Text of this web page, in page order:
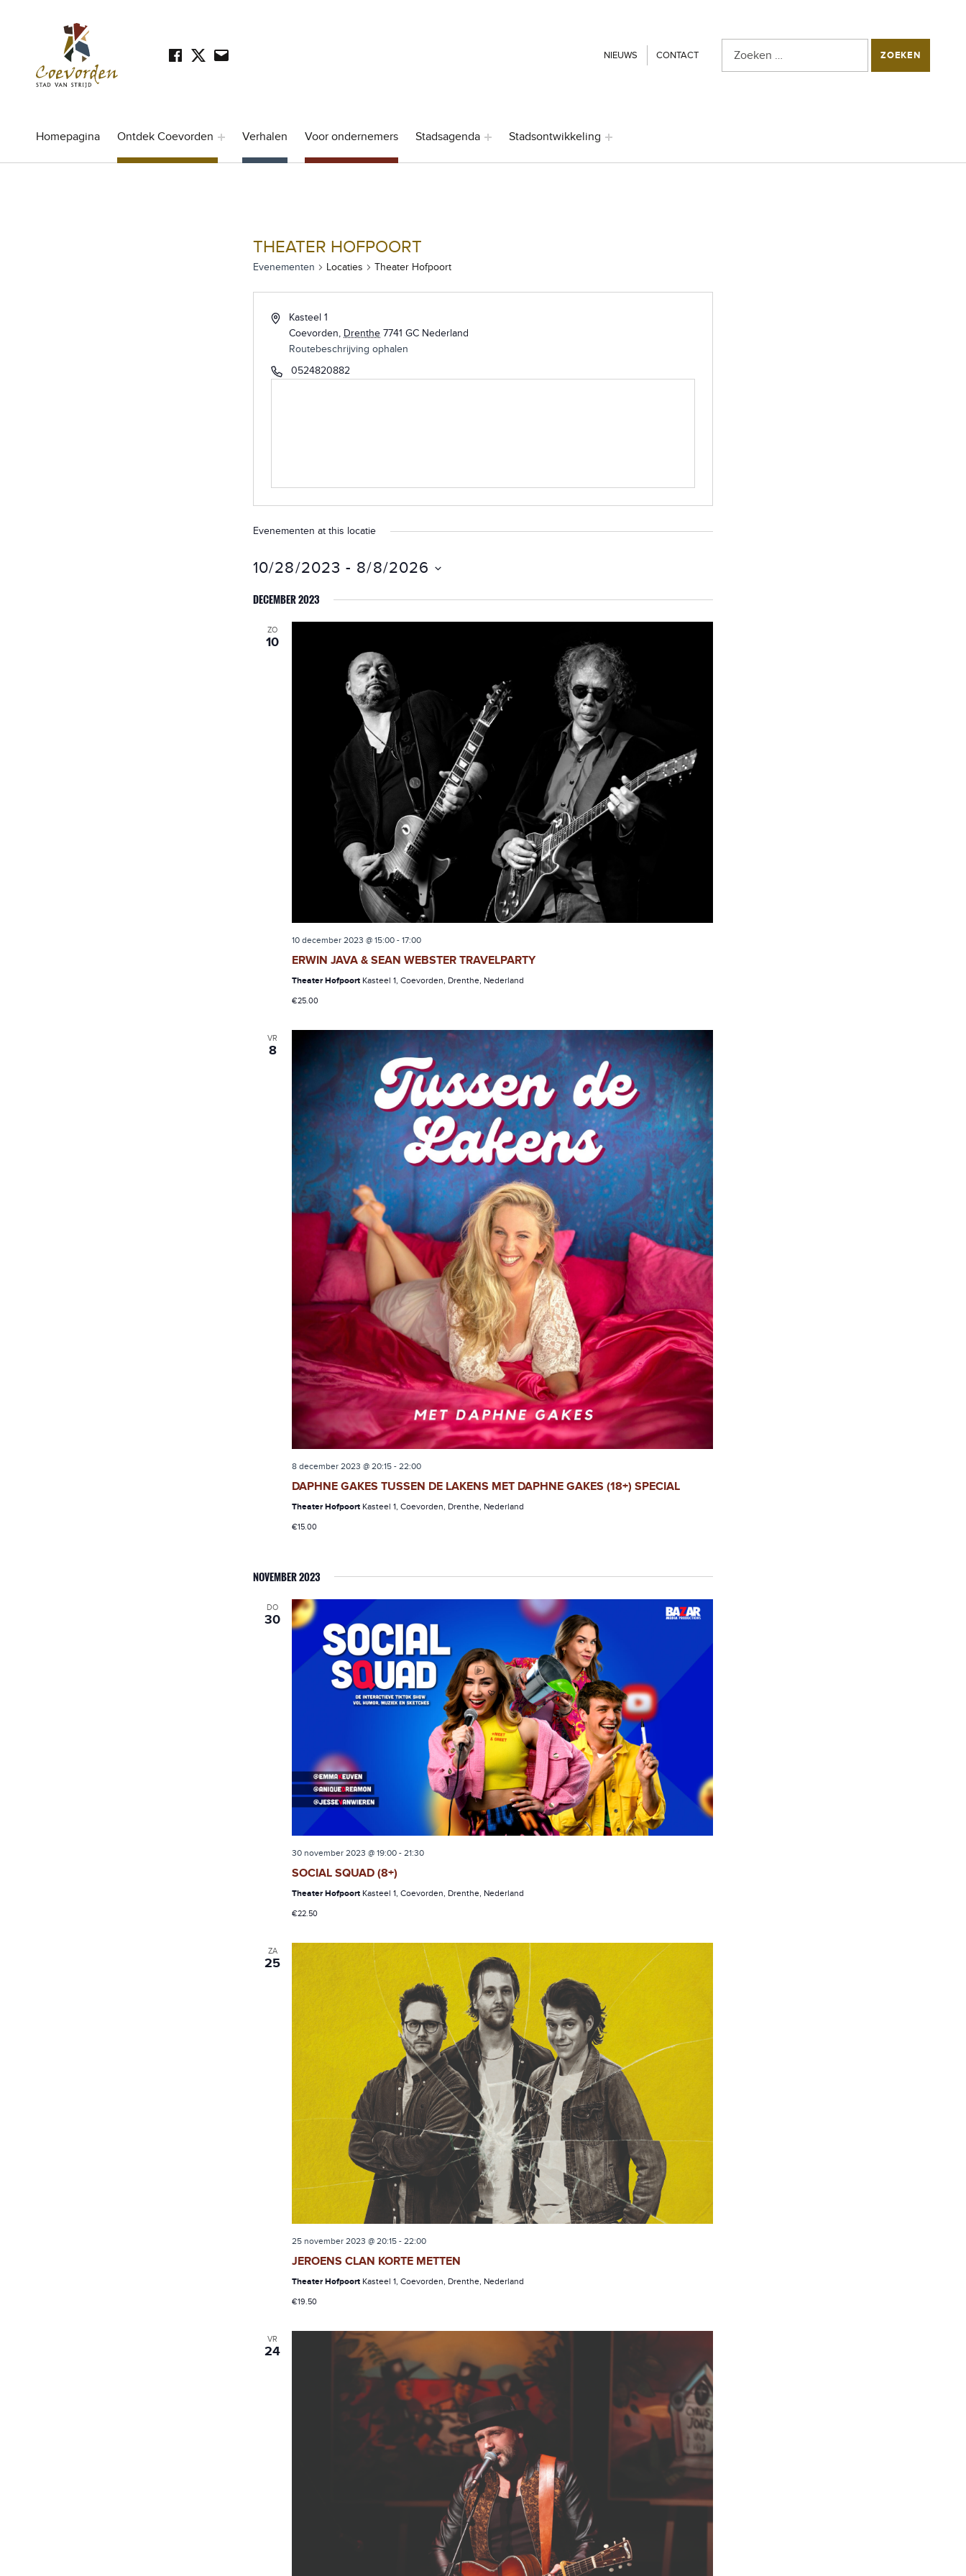
Stad Coevorden
STAD VAN STRIJD
SOCIAL LINKS
Facebook
Twitter
NIEUWS CONTACT
SEARCH THE SITE
Zoeken naar:
Homepagina Ontdek Coevorden Verhalen Voor ondernemers Stadsagenda Stadsontwikkeling
THEATER HOFPOORT
Evenementen Locaties Theater Hofpoort
Kasteel 1
Coevorden, Drenthe 7741 GC Nederland
Routebeschrijving ophalen
0524820882
Evenementen at this locatie
10/28/2023 - 8/8/2026
een
datum.
DECEMBER 2023
ZO
10
10 december 2023 @ 15:00 - 17:00
ERWIN JAVA & SEAN WEBSTER TRAVELPARTY
Theater Hofpoort Kasteel 1, Coevorden, Drenthe, Nederland
€25.00
VR
8
8 december 2023 @ 20:15 - 22:00
DAPHNE GAKES TUSSEN DE LAKENS MET DAPHNE GAKES (18+) SPECIAL
Theater Hofpoort Kasteel 1, Coevorden, Drenthe, Nederland
€15.00
NOVEMBER 2023
DO
30
30 november 2023 @ 19:00 - 21:30
SOCIAL SQUAD (8+)
Theater Hofpoort Kasteel 1, Coevorden, Drenthe, Nederland
€22.50
ZA
25
25 november 2023 @ 20:15 - 22:00
JEROENS CLAN KORTE METTEN
Theater Hofpoort Kasteel 1, Coevorden, Drenthe, Nederland
€19.50
VR
24